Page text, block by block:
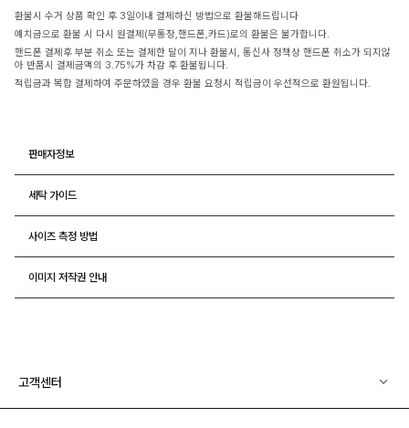
환불시 수거 상품 확인 후 3일이내 결제하신 방법으로 환불해드립니다
예치금으로 환불 시 다시 원결제(무통장,핸드폰,카드)로의 환불은 불가합니다.
핸드폰 결제후 부분 취소 또는 결제한 달이 지나 환불시, 통신사 정책상 핸드폰 취소가 되지않
아 반품시 결제금액의 3.75%가 차감 후 환불됩니다.
적립금과 복합 결제하여 주문하였을 경우 환불 요청시 적립금이 우선적으로 환원됩니다.
판매자정보
세탁 가이드
사이즈 측정 방법
이미지 저작권 안내
고객센터